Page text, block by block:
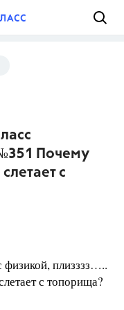
Почему
с
плизззз…..
с топорища?